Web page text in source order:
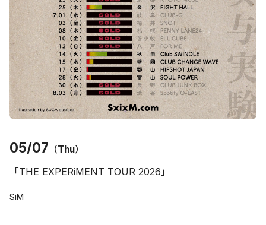
05/07 （Thu）
「THE EXPERiMENT TOUR 2026」
SiM